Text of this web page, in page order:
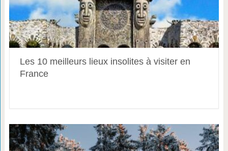
Les 10 meilleurs lieux insolites à visiter en
France